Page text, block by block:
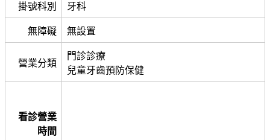
掛號科別 牙科
無障礙 無設置
營業分類
門診診療
兒童牙齒預防保健
看診營業
時間